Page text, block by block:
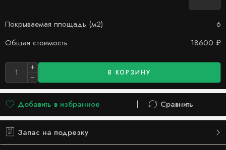
Покрываемая площадь (м2)
6
Общая стоимость
18600 ₽
В КОРЗИНУ
Добавить в избранное
Добавлено в список желаний
Сравнить
Сравнить
Запас на подрезку